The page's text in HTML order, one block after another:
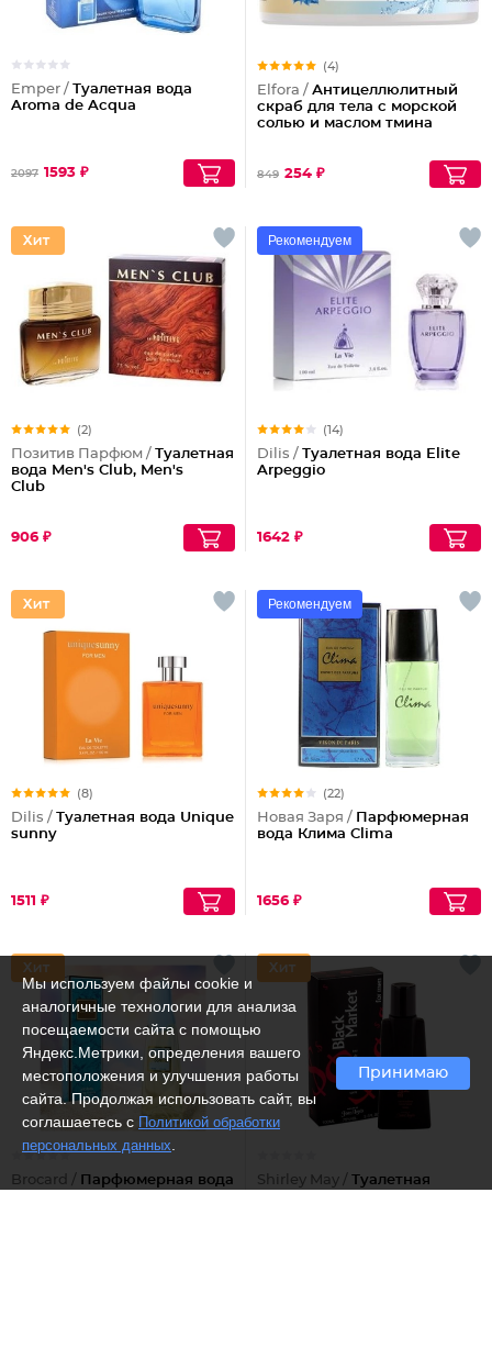
Emper / Туалетная вода
Aroma de Acqua
2097 1593 ₽
(4)
Elfora / Антицеллюлитный
скраб для тела с морской
солью и маслом тмина
849 254 ₽
(2)
Позитив Парфюм / Туалетная
вода Men's Club, Men's
Club
906 ₽
Рекомендуем
(14)
Dilis / Туалетная вода Elite
Arpeggio
1642 ₽
(8)
Dilis / Туалетная вода Unique
sunny
1511 ₽
Рекомендуем
(22)
Новая Заря / Парфюмерная
вода Клима Clima
1656 ₽
Brocard / Парфюмерная вода
Shirley May / Туалетная
Мы используем файлы cookie и
аналогичные технологии для анализа
посещаемости сайта с помощью
Яндекс.Метрики, определения вашего
местоположения и улучшения работы
сайта. Продолжая использовать сайт, вы
соглашаетесь с Политикой обработки
персональных данных
Принимаю